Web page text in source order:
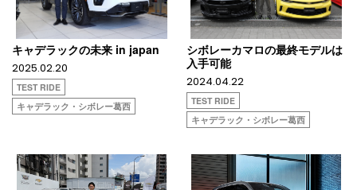
キャデラックの未来 in japan
2025.02.20
TEST RIDE
キャデラック・シボレー葛西
シボレーカマロの最終モデルは
入手可能
2024.04.22
TEST RIDE
キャデラック・シボレー葛西